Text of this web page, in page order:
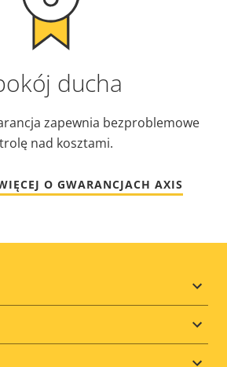
ducha
zapewnia bezproblemowe
nad kosztami.
O GWARANCJACH AXIS